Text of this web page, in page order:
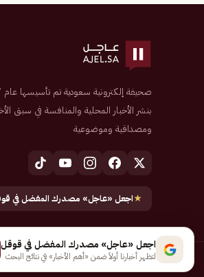
بنشر الأخبار المحلية والمنافسة في سبق
ومصداقية وموضوعية
★اجعل «عاجل» مصدرك المفضل في
جميع الحقوق محفوظة لـ شركة إيجاز للنشر
اجعل «عاجل» مصدرك المفضل في قوقل
لتظهر أخبارنا أولاً ضمن «أهم الأخبار» في نتائج البحث